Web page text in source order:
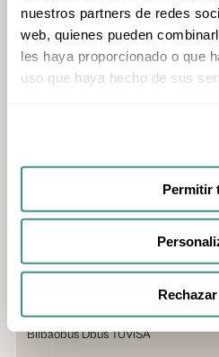
nuestros partners de redes
web, quienes pueden
les haya proporcionado o que
uso que haya hecho de sus
Permitir
01
Metro
Bilbao Vitoria-Gasteiz
03
Bilbaobus Dbus TUVISA